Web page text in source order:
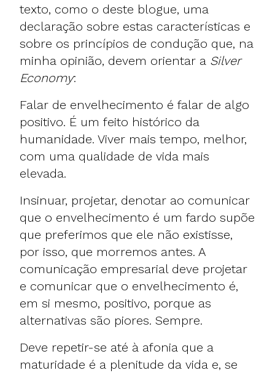
texto, como o deste blogue, uma
declaração sobre estas características e
sobre os princípios de condução que, na
minha opinião, devem orientar a Silver
Economy:
Falar de envelhecimento é falar de algo
positivo. É um feito histórico da
humanidade. Viver mais tempo, melhor,
com uma qualidade de vida mais
elevada.
Insinuar, projetar, denotar ao comunicar
que o envelhecimento é um fardo supõe
que preferimos que ele não existisse,
por isso, que morremos antes. A
comunicação empresarial deve projetar
e comunicar que o envelhecimento é,
em si mesmo, positivo, porque as
alternativas são piores. Sempre.
Deve repetir-se até à afonia que a
maturidade é a plenitude da vida e, se